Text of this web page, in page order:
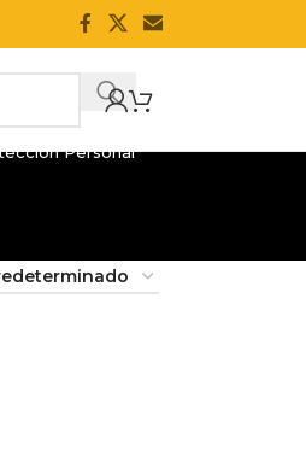
Personal